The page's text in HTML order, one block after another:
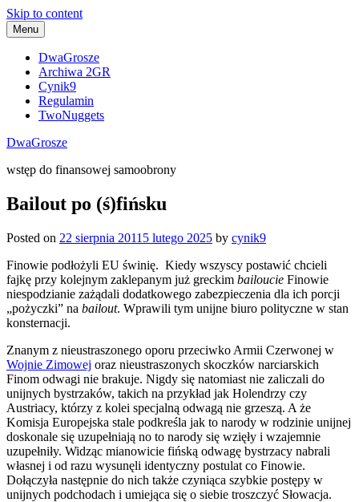
Skip to content
Menu
DwaGrosze
Archiwa 2GR
Cynik9
Regulamin
TwoNuggets
DwaGrosze
wstęp do finansowej samoobrony
Bailout po (ś)fińsku
Posted on 22 sierpnia 2011 5 lutego 2025 by cynik9
Finowie podłożyli EU świnię. Kiedy wszyscy postawić chcieli
fajkę przy kolejnym zaklepanym już greckim bailoucie Finowie
niespodzianie zażądali dodatkowego zabezpieczenia dla ich porcji
„pożyczki” na bailout. Wprawili tym unijne biuro polityczne w stan
konsternacji.
Znanym z nieustraszonego oporu przeciwko Armii Czerwonej w
Wojnie Zimowej oraz nieustraszonych skoczków narciarskich
Finom odwagi nie brakuje. Nigdy się natomiast nie zaliczali do
unijnych bystrzaków, takich na przykład jak Holendrzy czy
Austriacy, którzy z kolei specjalną odwagą nie grzeszą. A że
Komisja Europejska stale podkreśla jak to narody w rodzinie unijnej
doskonale się uzupełniają no to narody się wzięły i wzajemnie
uzupełniły. Widząc mianowicie fińską odwagę bystrzacy nabrali
własnej i od razu wysunęli identyczny postulat co Finowie.
Dołączyła następnie do nich także czyniąca szybkie postępy w
unijnych podchodach i umiejąca się o siebie troszczyć Słowacja.